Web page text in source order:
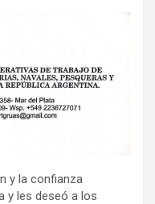
y la confianza
y les deseó a los